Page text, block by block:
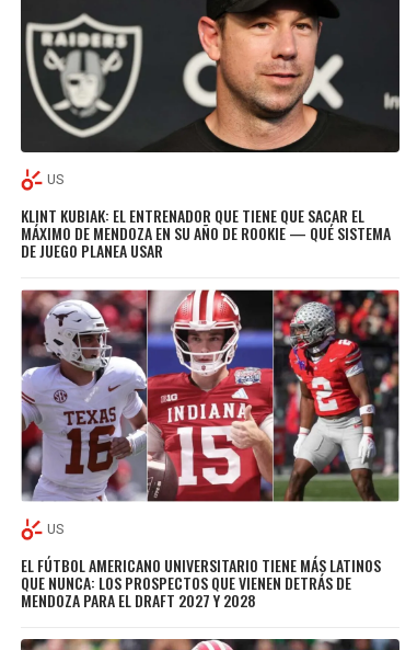
US
KLINT KUBIAK: EL ENTRENADOR QUE TIENE QUE SACAR EL
MÁXIMO DE MENDOZA EN SU AÑO DE ROOKIE — QUÉ SISTEMA
DE JUEGO PLANEA USAR
US
EL FÚTBOL AMERICANO UNIVERSITARIO TIENE MÁS LATINOS
QUE NUNCA: LOS PROSPECTOS QUE VIENEN DETRÁS DE
MENDOZA PARA EL DRAFT 2027 Y 2028